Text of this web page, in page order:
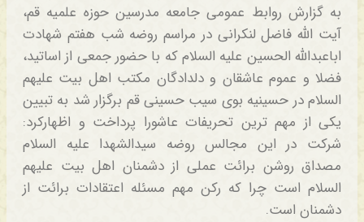
به گزارش روابط عمومی جامعه مدرسین حوزه علمیه قم،
آیت الله فاضل لنکرانی در مراسم روضه شب هفتم شهادت
اباعبدالله الحسین علیه السلام که با حضور جمعی از اساتید،
فضلا و عموم عاشقان و دلدادگان مکتب اهل بیت علیهم
السلام در حسینیه بوی سیب حسینی قم برگزار شد به تبیین
یکی از مهم ترین تحریفات عاشورا پرداخت و اظهارکرد:
شرکت در این مجالس روضه سیدالشهدا علیه السلام
مصداق روشن برائت عملی از دشمنان اهل بیت علیهم
السلام است چرا که رکن مهم مسئله اعتقادات برائت از
دشمنان است.